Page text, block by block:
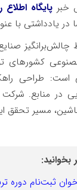
خبر پایگاه
در یادداشتی با
چالش‌برانگیز
کشورهای
است: طراحی
در منابع. شرکت
مسیر تحقق
بخوانید:
ثبت‌نام دوره